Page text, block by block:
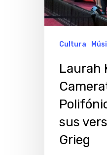
Hit enter to
Coro
Polifónico
Evangélico
versiones
Mozart
Cultura
Laurah
sus
Grieg